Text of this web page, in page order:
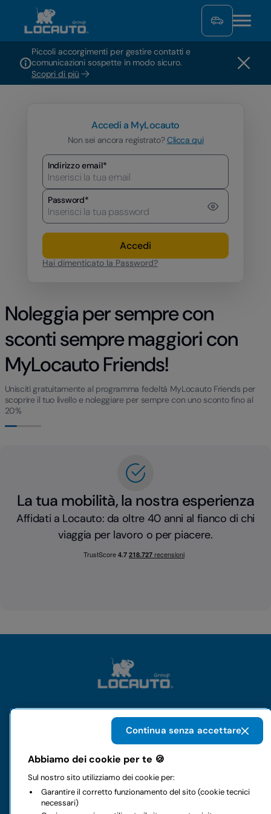
Piccoli accorgimenti per gestire contatti e
comunicazioni sospette in modo sicuro.
Scopri di più
Accedi a MyLocauto
Non sei ancora registrato?Clicca qui
Indirizzo email*
Password*
Accedi
Hai dimenticato la Password?
Noleggia per sempre con
sconti sempre maggiori con
MyLocauto Friends!
Unisciti gratuitamente al programma fedeltà MyLocauto Friends per
scoprire il tuo livello e noleggiare per sempre con uno sconto fino al
20%
La tua mobilità, la nostra esperienza
Affidati a Locauto: da oltre 40 anni al fianco di chi
viaggia per lavoro o per piacere.
Noleggi
Business
Abbiamo dei cookie per te 🍪
Sul nostro sito utilizziamo dei cookie per:
Garantire il corretto funzionamento del sito (cookie tecnici
necessari)
Continua senza accettare